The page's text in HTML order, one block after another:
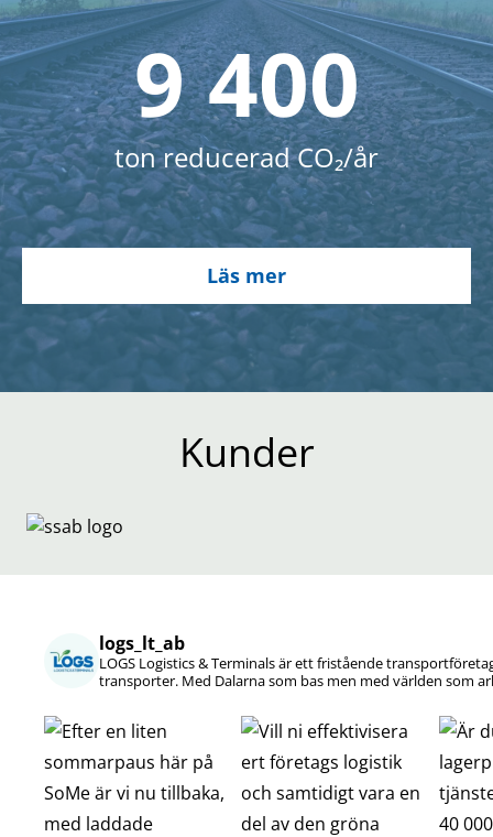
9 400
ton reducerad CO₂/år
Läs mer
Kunder
logs_lt_ab
LOGS Logistics & Terminals är ett fristående
transporter. Med Dalarna som bas men med världen som